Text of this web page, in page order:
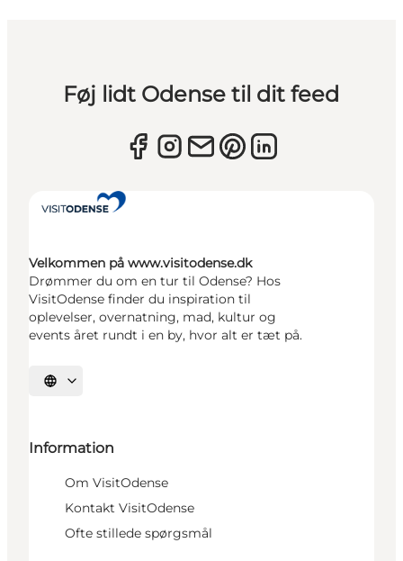
Føj lidt Odense til dit feed
Velkommen på www.visitodense.dk
Drømmer du om en tur til Odense? Hos
VisitOdense finder du inspiration til
oplevelser, overnatning, mad, kultur og
events året rundt i en by, hvor alt er tæt på.
Vælg sprog
Information
Om VisitOdense
Kontakt VisitOdense
Ofte stillede spørgsmål